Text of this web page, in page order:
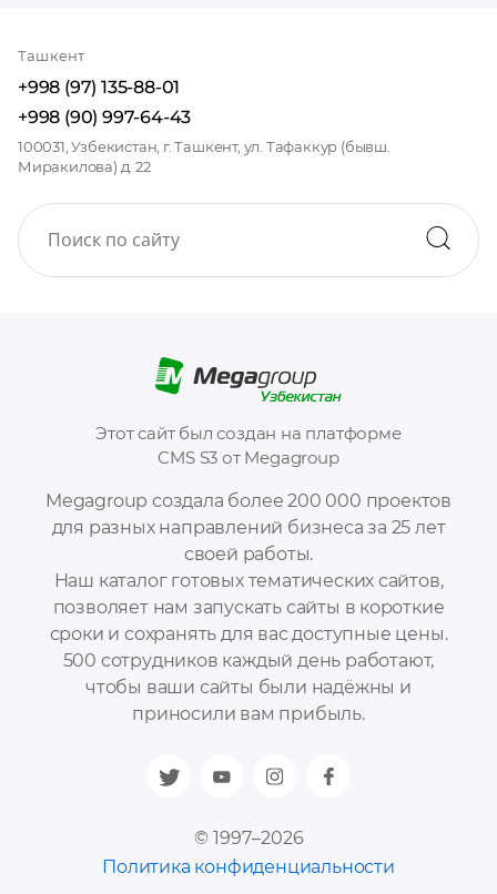
Megagroup создала более 200 000 проектов
для разных направлений бизнеса за 25 лет
своей работы.
Наш каталог готовых тематических сайтов,
позволяет нам запускать сайты в короткие
сроки и сохранять для вас доступные цены.
500 сотрудников каждый день работают,
чтобы ваши сайты были надёжны и
приносили вам прибыль.
© 1997–2026
Политика конфиденциальности
Этот сайт был создан на платформе
CMS S3 от Megagroup
Ташкент
+998 (97) 135-88-01
+998 (90) 997-64-43
100031, Узбекистан, г. Ташкент, ул. Тафаккур (бывш.
Миракилова) д. 22